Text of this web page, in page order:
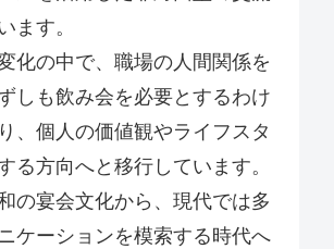
ます。
化の中で、職場の人間関係を
しも飲み会を必要とするわけ
、個人の価値観やライフスタ
る方向へと移行しています。
の宴会文化から、現代では多
ケーションを模索する時代へ